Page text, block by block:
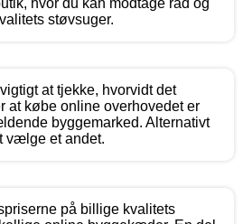
støvsuger.
at tjekke, hvorvidt det
at købe online overhovedet er
byggemarked. Alternativt
vælge et andet.
på billige kvalitets